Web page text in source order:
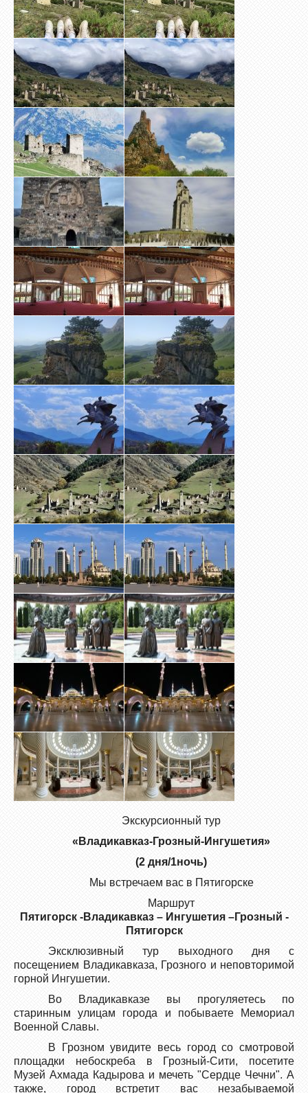
Экскурсионный тур
«Владикавказ-Грозный-Ингушетия»
(2 дня/1ночь)
Мы встречаем вас в Пятигорске
Маршрут
Пятигорск -Владикавказ – Ингушетия –Грозный -
Пятигорск
Эксклюзивный тур выходного дня с
посещением Владикавказа, Грозного и неповторимой
горной Ингушетии.
Во Владикавказе вы прогуляетесь по
старинным улицам города и побываете Мемориал
Военной Славы.
В Грозном увидите весь город со смотровой
площадки небоскреба в Грозный-Сити, посетите
Музей Ахмада Кадырова и мечеть "Сердце Чечни". А
также, город встретит вас незабываемой